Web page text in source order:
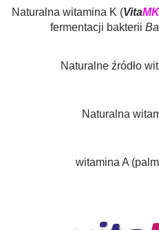
Naturalna witamina K (Vita
fermentacji bakterii
Naturalne źródło
Naturalna
witamina A